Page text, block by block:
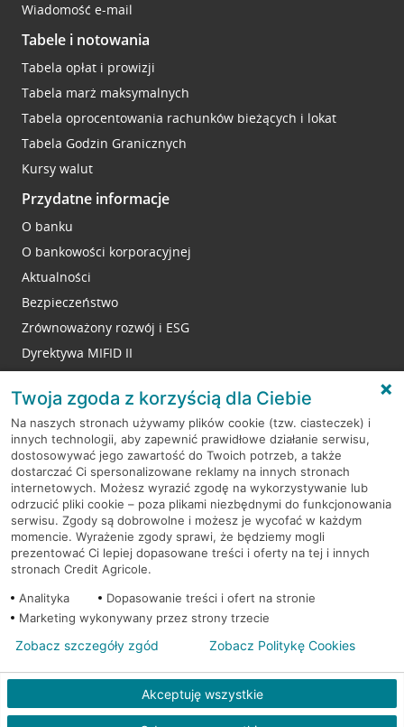
Wiadomość e-mail
Tabele i notowania
Tabela opłat i prowizji
Tabela marż maksymalnych
Tabela oprocentowania rachunków bieżących i lokat
Tabela Godzin Granicznych
Kursy walut
Przydatne informacje
O banku
O bankowości korporacyjnej
Aktualności
Bezpieczeństwo
Zrównoważony rozwój i ESG
Dyrektywa MIFID II
RODO
Regulamin serwisu
Mapa serwisu
PolitykaCookies
© 2026 Credit Agricole Bank Polska S.A. Wszelkie prawa zastrzeżone
Twoja zgoda z korzyścią dla Ciebie
Na naszych stronach używamy plików cookie (tzw. ciasteczek) i
innych technologii, aby zapewnić prawidłowe działanie serwisu,
dostosowywać jego zawartość do Twoich potrzeb, a także
dostarczać Ci spersonalizowane reklamy na innych stronach
internetowych. Możesz wyrazić zgodę na wykorzystywanie lub
odrzucić pliki cookie – poza plikami niezbędnymi do funkcjonowania
serwisu. Zgody są dobrowolne i możesz je wycofać w każdym
momencie. Wyrażenie zgody sprawi, że będziemy mogli
prezentować Ci lepiej dopasowane treści i oferty na tej i innych
stronach Credit Agricole.
Analityka
Dopasowanie treści i ofert na stronie
Marketing wykonywany przez strony trzecie
Akceptuję wszystkie
Zobacz szczegóły zgód Zobacz Politykę Cookies